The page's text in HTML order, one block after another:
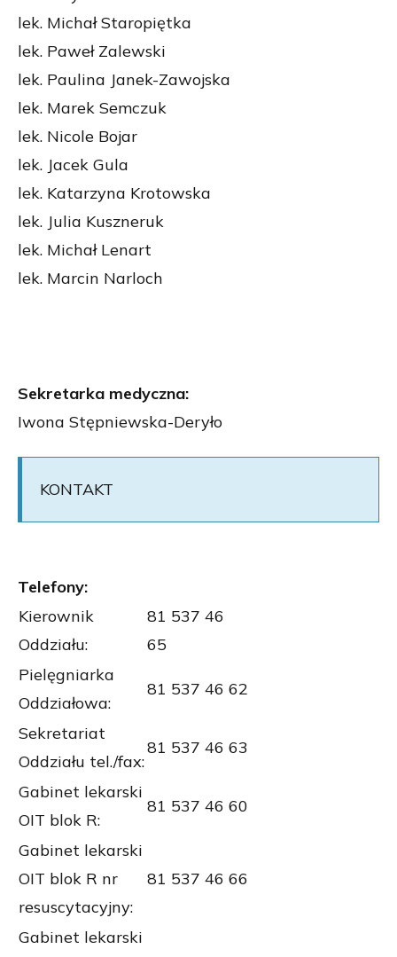
lek. Michał Staropiętka
lek. Paweł Zalewski
lek. Paulina Janek-Zawojska
lek. Marek Semczuk
lek. Nicole Bojar
lek. Jacek Gula
lek. Katarzyna Krotowska
lek. Julia Kuszneruk
lek. Michał Lenart
lek. Marcin Narloch
Sekretarka medyczna:
Iwona Stępniewska-Deryło
KONTAKT
Telefony:
Kierownik
Oddziału:
81 537 46
Pielęgniarka
Oddziałowa:
81 537 46 62
Sekretariat
Oddziału tel./fax:
81 537 46 63
Gabinet lekarski
OIT blok R:
81 537 46 60
Gabinet lekarski
OIT blok R nr
resuscytacyjny:
81 537 46 66
Gabinet lekarski